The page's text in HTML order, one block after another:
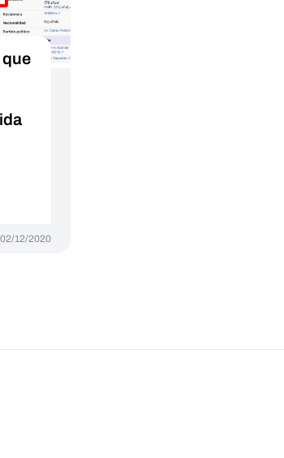
que
02/12/2020